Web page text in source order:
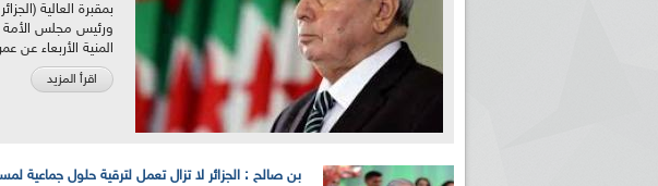
بمقبرة العالية
ورئيس مجلس الأمة
المنية الأربعاء عن عمر ناهز 80 سنة,
اقرأ المزيد
بن صالح : الجزائر لا تزال تعمل لترقية حلول جماعية